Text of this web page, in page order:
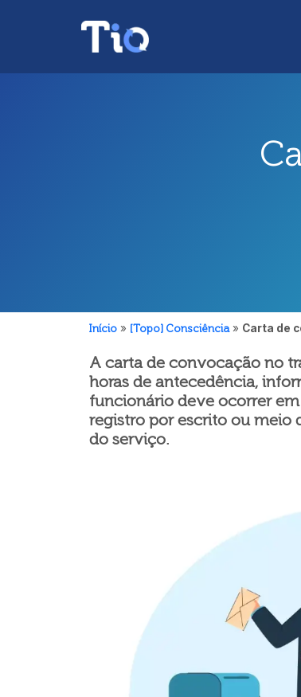
Início » [Topo] Consciência» Carta de
A carta de convocação no
horas de antecedência,
funcionário deve ocorrer
registro por escrito ou meio
do serviço.